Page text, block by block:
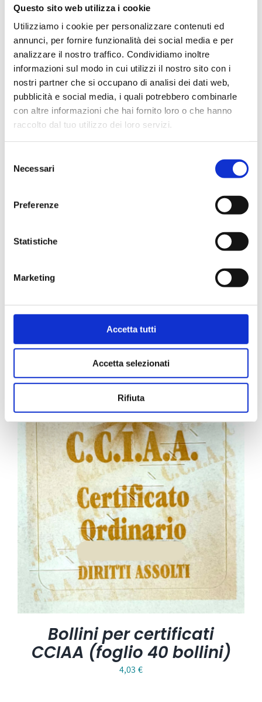
Questo sito web utilizza i cookie
Utilizziamo i cookie per personalizzare contenuti ed
annunci, per fornire funzionalità dei social media e per
analizzare il nostro traffico. Condividiamo inoltre
informazioni sul modo in cui utilizzi il nostro sito con i
nostri partner che si occupano di analisi dei dati web,
pubblicità e social media, i quali potrebbero combinarle
con altre informazioni che hai fornito loro o che hanno
raccolto dal tuo utilizzo dei loro servizi.
delNecessari
Preferenze
Statistiche
Marketing
Accetta tutti
Accetta selezionati
Rifiuta
Carta Filigranata CCIAA
24,40€
Bollini per certificati
CCIAA (foglio 40 bollini)
4,03 €